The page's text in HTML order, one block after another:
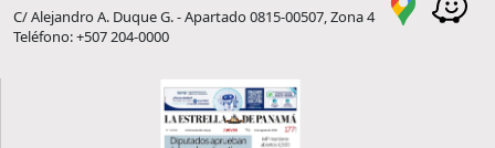
C/ Alejandro A. Duque G. - Apartado 0815-00507, Zona 4
Teléfono: +507 204-0000